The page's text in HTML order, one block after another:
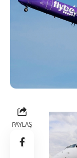
PAYLAŞ